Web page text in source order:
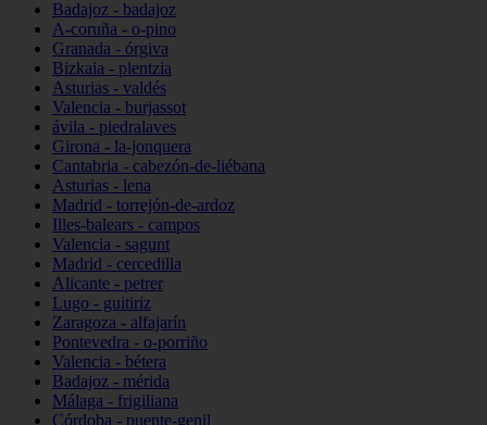
Badajoz - badajoz
A-coruña - o-pino
Granada - órgiva
Bizkaia - plentzia
Asturias - valdés
Valencia - burjassot
ávila - piedralaves
Girona - la-jonquera
Cantabria - cabezón-de-liébana
Asturias - lena
Madrid - torrejón-de-ardoz
Illes-balears - campos
Valencia - sagunt
Madrid - cercedilla
Alicante - petrer
Lugo - guitiriz
Zaragoza - alfajarín
Pontevedra - o-porriño
Valencia - bétera
Badajoz - mérida
Málaga - frigiliana
Córdoba - puente-genil